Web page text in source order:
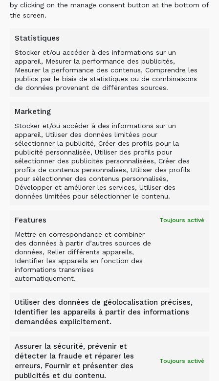
by clicking on the manage consent button at the bottom of
the screen.
Statistiques
Stocker et/ou accéder à des informations sur un
appareil, Mesurer la performance des publicités,
Mesurer la performance des contenus, Comprendre les
publics par le biais de statistiques ou de combinaisons
de données provenant de différentes sources.
Marketing
Stocker et/ou accéder à des informations sur un
appareil, Utiliser des données limitées pour
sélectionner la publicité, Créer des profils pour la
publicité personnalisée, Utiliser des profils pour
sélectionner des publicités personnalisées, Créer des
profils de contenus personnalisés, Utiliser des profils
pour sélectionner des contenus personnalisés,
Développer et améliorer les services, Utiliser des
données limitées pour sélectionner le contenu.
Features Toujours activé
Mettre en correspondance et combiner
des données à partir d’autres sources de
données, Relier différents appareils,
Identifier les appareils en fonction des
informations transmises
automatiquement.
Utiliser des données de géolocalisation précises,
Identifier les appareils à partir des informations
demandées explicitement.
Assurer la sécurité, prévenir et
détecter la fraude et réparer les
erreurs, Fournir et présenter des
publicités et du contenu.
Toujours activé
BROYAGE, CRIBLAGE
ET SÉPARATION DES
STÉRILES TOUT EN
CHARGEANT LE
CHARBON